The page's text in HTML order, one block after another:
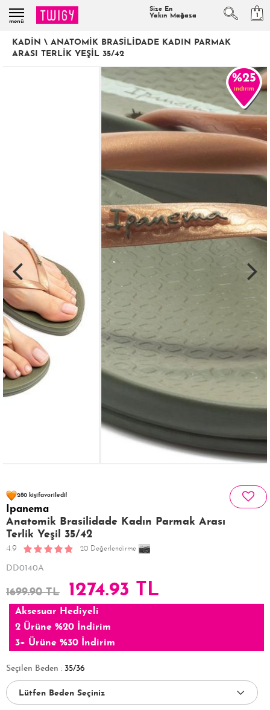
menü
Size En
Yakın Mağaza
1
KADIN \ ANATOMIK BRASILIDADE KADIN PARMAK
ARASI TERLIK YEŞIL 35/42
%25
indirim
280 kişifavoriledi!
27 kişiSatın Aldı!
438 kişiGörüntüledi!
Ipanema
Anatomik Brasilidade Kadın Parmak Arası
Terlik Yeşil 35/42
4.9 20 Değerlendirme
DD0140A
1699.90 TL 1274.93 TL
Aksesuar Hediyeli
2 Ürüne %20 İndirim
3+ Ürüne %30 İndirim
Seçilen Beden : 35/36